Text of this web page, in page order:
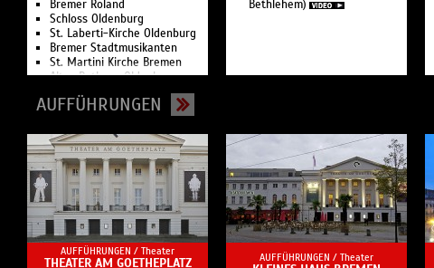
Bremer Roland
Schloss Oldenburg
St. Laberti-Kirche Oldenburg
Bremer Stadtmusikanten
St. Martini Kirche Bremen
Altes Rathaus Oldenburg
Bethlehem)
AUFFÜHRUNGEN
AUFFÜHRUNGEN / Theater
THEATER AM GOETHEPLATZ
AUFFÜHRUNGEN / Theater